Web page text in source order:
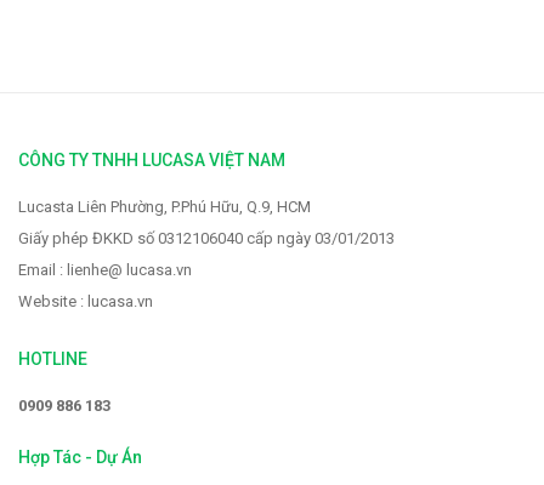
CÔNG TY TNHH LUCASA VIỆT NAM
Lucasta Liên Phường, P.Phú Hữu, Q.9, HCM
Giấy phép ĐKKD số 0312106040 cấp ngày 03/01/2013
Email : lienhe@ lucasa.vn
Website : lucasa.vn
HOTLINE
0909 886 183
Hợp Tác - Dự Án